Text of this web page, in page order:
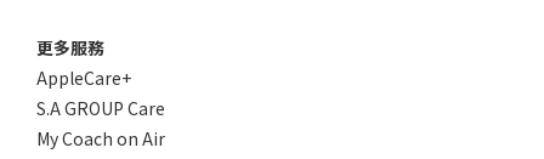
更多服務
AppleCare+
S.A GROUP Care
My Coach on Air